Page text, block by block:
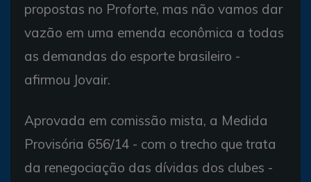
propostas no Proforte, mas não vamos dar
vazão em uma emenda econômica a todas
as demandas do esporte brasileiro -
afirmou Jovair.
Aprovada em comissão mista, a Medida
Provisória 656/14 - com o trecho que trata
da renegociação das dívidas dos clubes -